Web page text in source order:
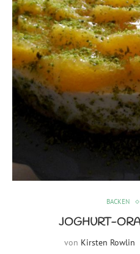
BACKEN
JOGHURT-
von Kirsten Rowlin